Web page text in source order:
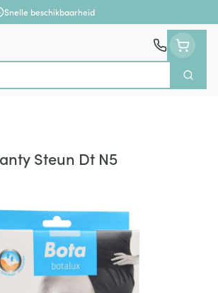
Snelle beschikbaarheid
Zoek
Steun Dt N5